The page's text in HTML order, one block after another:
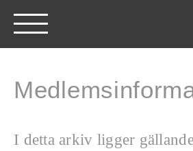
I detta arkiv ligger